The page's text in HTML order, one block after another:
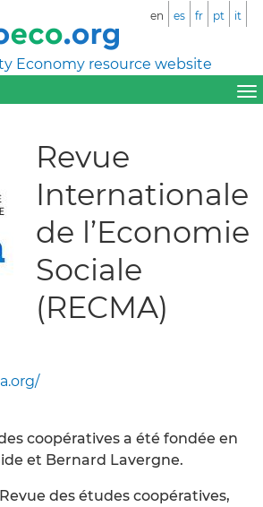
Economy resource website
en es fr pt it
Revue
Internationale
de l’Economie
Sociale
(RECMA)
coopératives a été fondée en
et Bernard Lavergne.
des études coopératives,